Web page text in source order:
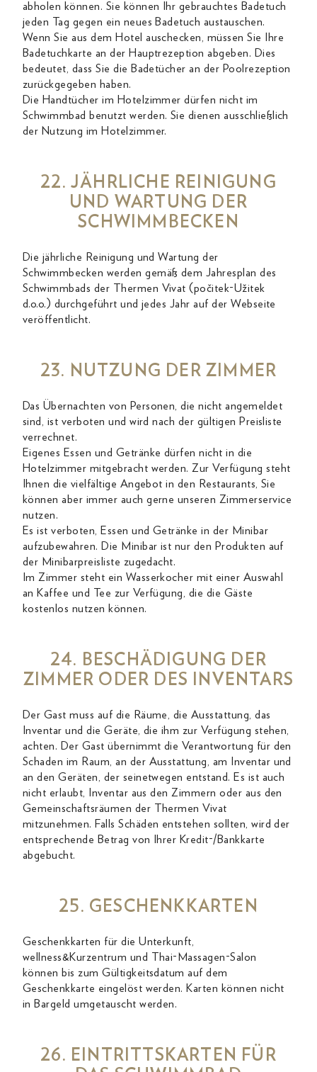
abholen können. Sie können Ihr gebrauchtes Badetuch
jeden Tag gegen ein neues Badetuch austauschen.
Wenn Sie aus dem Hotel auschecken, müssen Sie Ihre
Badetuchkarte an der Hauptrezeption abgeben. Dies
bedeutet, dass Sie die Badetücher an der Poolrezeption
zurückgegeben haben.
Die Handtücher im Hotelzimmer dürfen nicht im
Schwimmbad benutzt werden. Sie dienen ausschließlich
der Nutzung im Hotelzimmer.
22. JÄHRLICHE REINIGUNG
UND WARTUNG DER
SCHWIMMBECKEN
Die jährliche Reinigung und Wartung der
Schwimmbecken werden gemäß dem Jahresplan des
Schwimmbads der Thermen Vivat (počitek-Užitek
d.o.o.) durchgeführt und jedes Jahr auf der Webseite
veröffentlicht.
23. NUTZUNG DER ZIMMER
Das Übernachten von Personen, die nicht angemeldet
sind, ist verboten und wird nach der gültigen Preisliste
verrechnet.
Eigenes Essen und Getränke dürfen nicht in die
Hotelzimmer mitgebracht werden. Zur Verfügung steht
Ihnen die vielfältige Angebot in den Restaurants, Sie
können aber immer auch gerne unseren Zimmerservice
nutzen.
Es ist verboten, Essen und Getränke in der Minibar
aufzubewahren. Die Minibar ist nur den Produkten auf
der Minibarpreisliste zugedacht.
Im Zimmer steht ein Wasserkocher mit einer Auswahl
an Kaffee und Tee zur Verfügung, die die Gäste
kostenlos nutzen können.
24. BESCHÄDIGUNG DER
ZIMMER ODER DES INVENTARS
Der Gast muss auf die Räume, die Ausstattung, das
Inventar und die Geräte, die ihm zur Verfügung stehen,
achten. Der Gast übernimmt die Verantwortung für den
Schaden im Raum, an der Ausstattung, am Inventar und
an den Geräten, der seinetwegen entstand. Es ist auch
nicht erlaubt, Inventar aus den Zimmern oder aus den
Gemeinschaftsräumen der Thermen Vivat
mitzunehmen. Falls Schäden entstehen sollten, wird der
entsprechende Betrag von Ihrer Kredit-/Bankkarte
abgebucht.
25. GESCHENKKARTEN
Geschenkkarten für die Unterkunft,
wellness&Kurzentrum und Thai-Massagen-Salon
können bis zum Gültigkeitsdatum auf dem
Geschenkkarte eingelöst werden. Karten können nicht
in Bargeld umgetauscht werden.
26. EINTRITTSKARTEN FÜR